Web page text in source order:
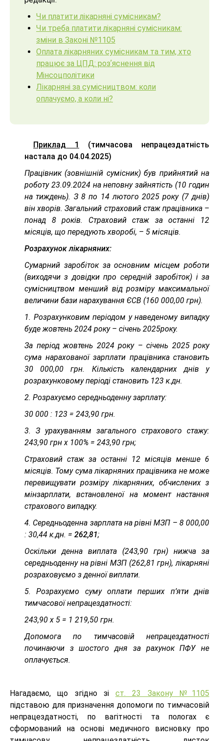
Чи платити лікарняні сумісникам?
Чи треба платити лікарняні сумісникам:
зміни в Законі №1105
Оплата лікарняних сумісникам та тим, хто
працює за ЦПД: розʼяснення від
Мінсоцполітики
Лікарняні за сумісництвом: коли
оплачуємо, а коли ні?
Приклад 1
(тимчасова непрацездатність
настала до 04.04.2025)
Працівник (зовнішній сумісник) був прийнятий на
роботу 23.09.2024 на неповну зайнятість (10 годин
на тиждень). З 8 по 14 лютого 2025 року (7 днів)
він хворів. Загальний страховий стаж працівника –
понад 8 років. Страховий стаж за останні 12
місяців, що передують хворобі, – 5 місяців.
Розрахунок лікарняних:
Сумарний заробіток за основним місцем роботи
(виходячи з довідки про середній заробіток) і за
сумісництвом менший від розміру максимальної
величини бази нарахування ЄСВ (160 000,00 грн).
1. Розрахунковим періодом у наведеному випадку
буде жовтень 2024 року – січень 2025року.
За період жовтень 2024 року – січень 2025 року
сума нарахованої зарплати працівника становить
30 000,00 грн. Кількість календарних днів у
розрахунковому періоді становить 123 к.дн.
2. Розрахуємо середньоденну зарплату:
30 000 : 123 = 243,90 грн.
3. З урахуванням загального страхового стажу:
243,90 грн х 100% = 243,90 грн;
Страховий стаж за останні 12 місяців менше 6
місяців. Тому сума лікарняних працівника не може
перевищувати розміру лікарняних, обчислених з
мінзарплати, встановленої на момент настання
страхового випадку.
4. Середньоденна зарплата на рівні МЗП – 8 000,00
: 30,44 к.дн. = 262,81;
Оскільки денна виплата (243,90 грн) нижча за
середньоденну на рівні МЗП (262,81 грн), лікарняні
розраховуємо з денної виплати.
5. Розрахуємо суму оплати перших п’яти днів
тимчасової непрацездатності:
243,90 х 5 = 1 219,50 грн.
Допомога по тимчасовій непрацездатності
починаючи з шостого дня за рахунок ПФУ не
оплачується.
Нагадаємо, що згідно зі ст. 23 Закону №1105
підставою для призначення допомоги по тимчасовій
непрацездатності, по вагітності та пологах є
сформований на основі медичного висновку про